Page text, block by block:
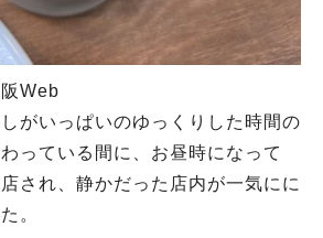
Web
がいっぱいのゆっくりした時間の
っている間に、お昼時になって
され、静かだった店内が一気にに
。